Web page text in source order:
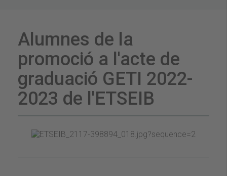
Alumnes de la
promoció a l'acte de
graduació GETI 2022-
2023 de l'ETSEIB